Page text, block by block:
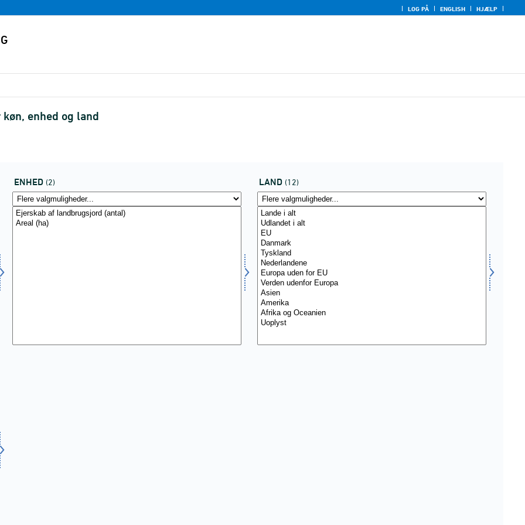
LOG PÅ ENGLISH HJÆLP
enhed og land
ENHED (2) LAND (12)